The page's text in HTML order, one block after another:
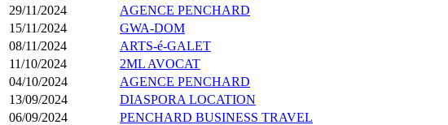
29/11/2024
AGENCE PENCHARD
15/11/2024
GWA-DOM
08/11/2024
ARTS-é-GALET
11/10/2024
2ML AVOCAT
04/10/2024
AGENCE PENCHARD
13/09/2024
DIASPORA LOCATION
06/09/2024
PENCHARD BUSINESS TRAVEL